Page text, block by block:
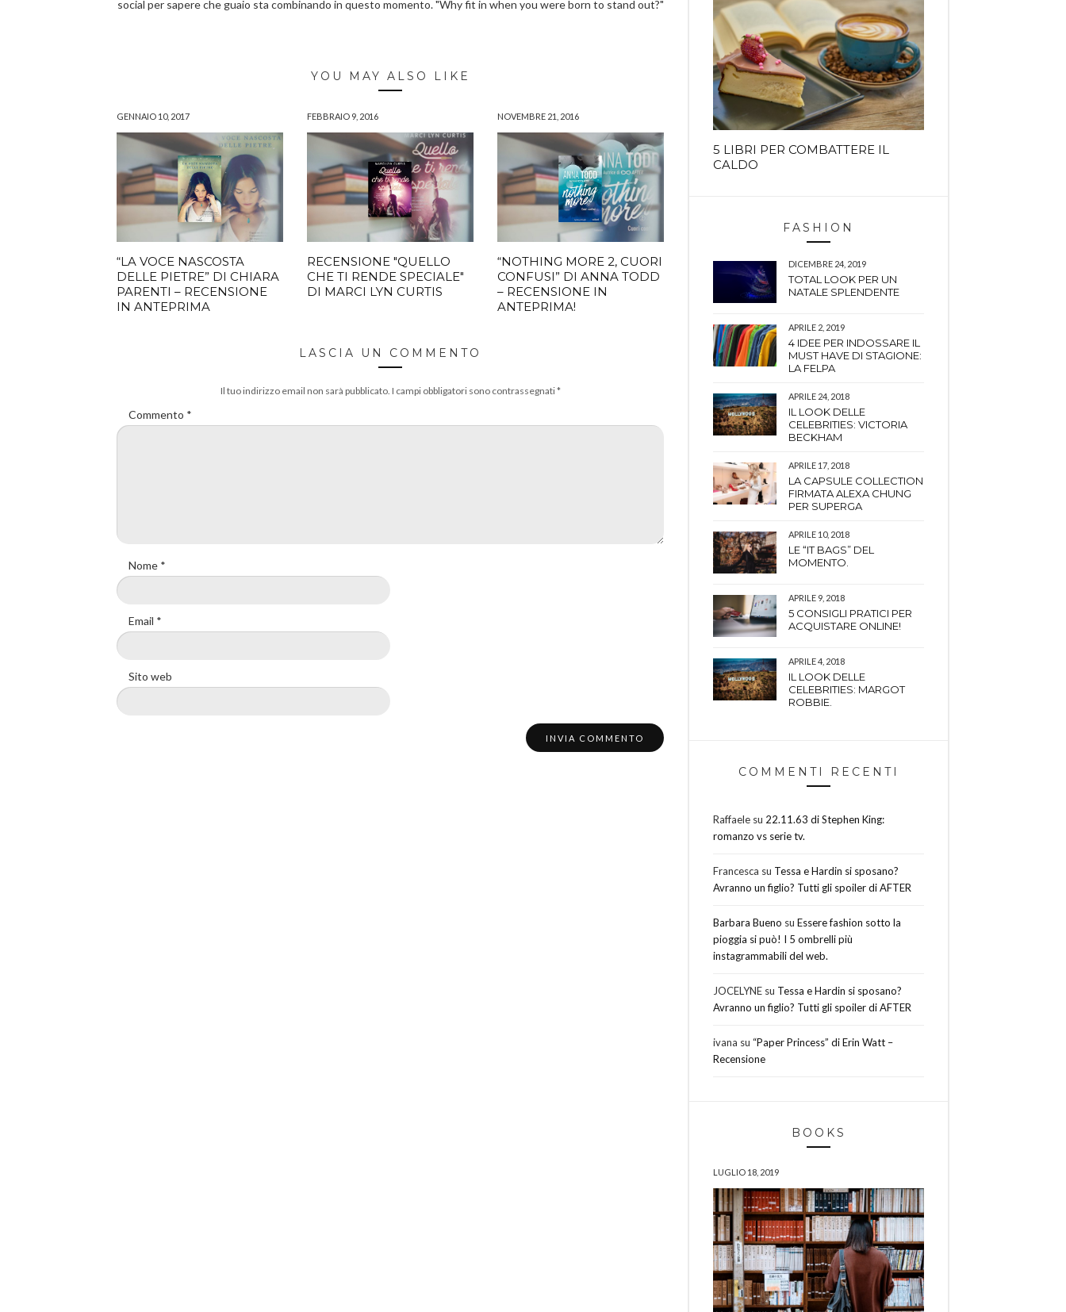
social per sapere che guaio sta combinando in questo momento. "Why fit in when you were born to stand out?"
YOU MAY ALSO LIKE
GENNAIO 10, 2017
“LA VOCE NASCOSTA
DELLE PIETRE” DI CHIARA
PARENTI – RECENSIONE
IN ANTEPRIMA
FEBBRAIO 9, 2016
RECENSIONE "QUELLO
CHE TI RENDE SPECIALE"
DI MARCI LYN CURTIS
NOVEMBRE 21, 2016
“NOTHING MORE 2, CUORI
CONFUSI” DI ANNA TODD
– RECENSIONE IN
ANTEPRIMA!
LASCIA UN COMMENTO
Il tuo indirizzo email non sarà pubblicato. I campi obbligatori sono contrassegnati*
Commento *
Nome *
Email *
Sito web
5 LIBRI PER COMBATTERE IL
CALDO
FASHION
DICEMBRE 24, 2019
TOTAL LOOK PER UN
NATALE SPLENDENTE
APRILE 2, 2019
4 IDEE PER INDOSSARE IL
MUST HAVE DI STAGIONE:
LA FELPA
APRILE 24, 2018
IL LOOK DELLE
CELEBRITIES: VICTORIA
BECKHAM
APRILE 17, 2018
LA CAPSULE COLLECTION
FIRMATA ALEXA CHUNG
PER SUPERGA
APRILE 10, 2018
LE “IT BAGS” DEL
MOMENTO.
APRILE 9, 2018
5 CONSIGLI PRATICI PER
ACQUISTARE ONLINE!
APRILE 4, 2018
IL LOOK DELLE
CELEBRITIES: MARGOT
ROBBIE.
COMMENTI RECENTI
Raffaele su 22.11.63 di Stephen King:
romanzo vs serie tv.
Francesca su Tessa e Hardin si sposano?
Avranno un figlio? Tutti gli spoiler di AFTER
Barbara Bueno su Essere fashion sotto la
pioggia si può! I 5 ombrelli più
instagrammabili del web.
JOCELYNE su Tessa e Hardin si sposano?
Avranno un figlio? Tutti gli spoiler di AFTER
ivana su “Paper Princess” di Erin Watt –
Recensione
BOOKS
LUGLIO 18, 2019